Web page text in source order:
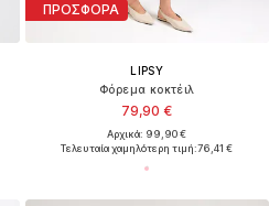
ΠΡΟΣΦΟΡΑ
LIPSY
Φόρεμα κοκτέιλ
79,90 €
Αρχικά: 99,90 €
Τελευταία χαμηλότερη τιμή:76,41 €